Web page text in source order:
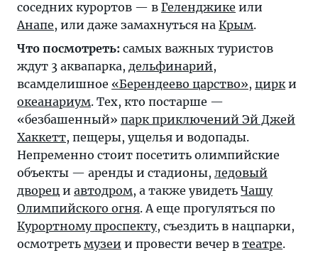
соседних курортов — в Геленджике или
Анапе, или даже замахнуться на Крым.
Что посмотреть: самых важных туристов
ждут 3 аквапарка, дельфинарий,
всамделишное «Берендеево царство», цирки
океанариум. Тех, кто постарше —
«безбашенный» парк приключений Эй Джей
Хаккетт, пещеры, ущелья и водопады.
Непременно стоит посетить олимпийские
объекты — аренды и стадионы, ледовый
дворец и автодром, а также увидеть Чашу
Олимпийского огня. А еще прогуляться по
Курортному проспекту, съездить в нацпарки,
осмотреть музеи и провести вечер в театре.